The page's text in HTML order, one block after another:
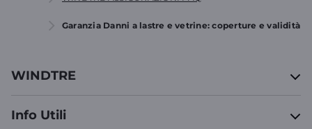
Garanzia Danni a lastre e vetrine: coperture e validità
WINDTRE
Info Utili